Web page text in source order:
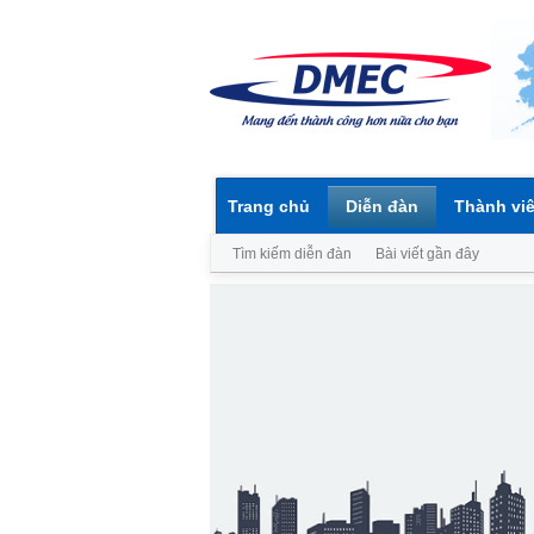
Trang chủ Diễn đàn
Tìm kiếm diễn đàn Bài viết gần đây
Thành